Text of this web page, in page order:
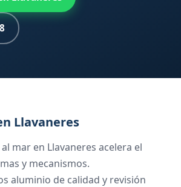
Llavaneres
mar en Llavaneres acelera el
y mecanismos.
aluminio de calidad y revisión